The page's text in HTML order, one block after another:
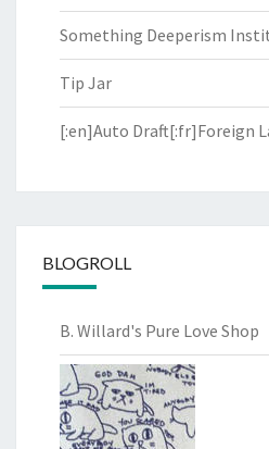
Something Deeperism
Tip Jar
[:en]Auto Draft[:fr]Foreign
BLOGROLL
B. Willard's Pure Love Shop